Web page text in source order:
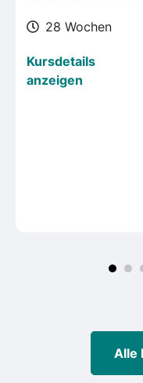
28 Wochen
Kursdetails
anzeigen
Alle